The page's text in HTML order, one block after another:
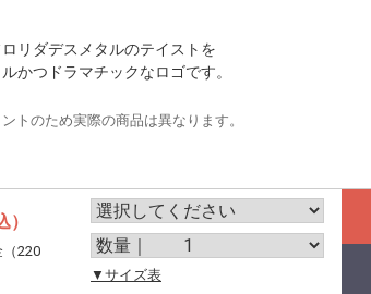
リダデスメタルのテイストを
かつドラマチックなロゴです。
トのため実際の商品は異なります。
）
220
▼サイズ表